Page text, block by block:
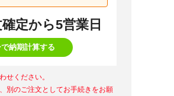
定から5営業日
納期計算する
せください。
別のご注文としてお手続きをお願